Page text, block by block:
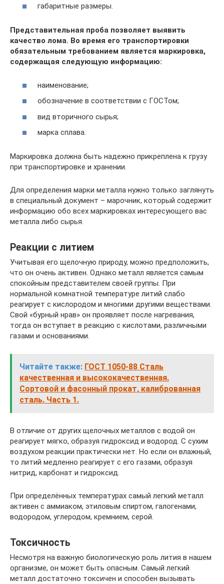
габаритные размеры.
Представительная проба позволяет выявить
качество лома. Во время его транспортировки
обязательным требованием является маркировка,
содержащая следующую информацию:
наименование;
обозначение в соответствии с ГОСТом;
вид вторичного сырья;
марка сплава.
Маркировка должна быть надежно прикреплена к грузу
при транспортировке и хранении.
Для определения марки металла нужно только заглянуть
в специальный документ – марочник, который содержит
информацию обо всех маркировках интересующего вас
металла либо сырья.
Реакции с литием
Учитывая его щелочную природу, можно предположить,
что он очень активен. Однако металл является самым
спокойным представителем своей группы. При
нормальной комнатной температуре литий слабо
реагирует с кислородом и многими другими веществами.
Свой «бурный нрав» он проявляет после нагревания,
тогда он вступает в реакцию с кислотами, различными
газами и основаниями.
Читайте также: ГОСТ 1050-88 Сталь
качественная и высококачественная.
Сортовой и фасонный прокат, калиброванная
сталь. Часть 1.
В отличие от других щелочных металлов с водой он
реагирует мягко, образуя гидроксид и водород. С сухим
воздухом реакции практически нет. Но если он влажный,
то литий медленно реагирует с его газами, образуя
нитрид, карбонат и гидроксид.
При определённых температурах самый легкий металл
активен с аммиаком, этиловым спиртом, галогенами,
водородом, углеродом, кремнием, серой.
Токсичность
Несмотря на важную биологическую роль лития в нашем
организме, он может быть опасным. Самый легкий
металл достаточно токсичен и способен вызывать